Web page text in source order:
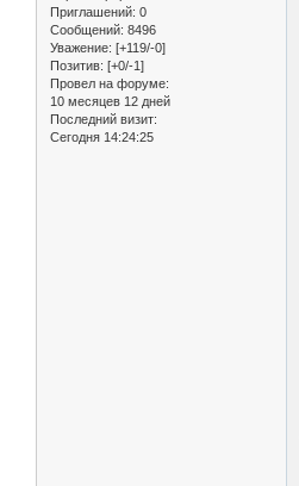
Приглашений: 0
Сообщений: 8496
Уважение: [+119/-0]
Позитив: [+0/-1]
Провел на форуме:
10 месяцев 12 дней
Последний визит:
Сегодня 14:24:25